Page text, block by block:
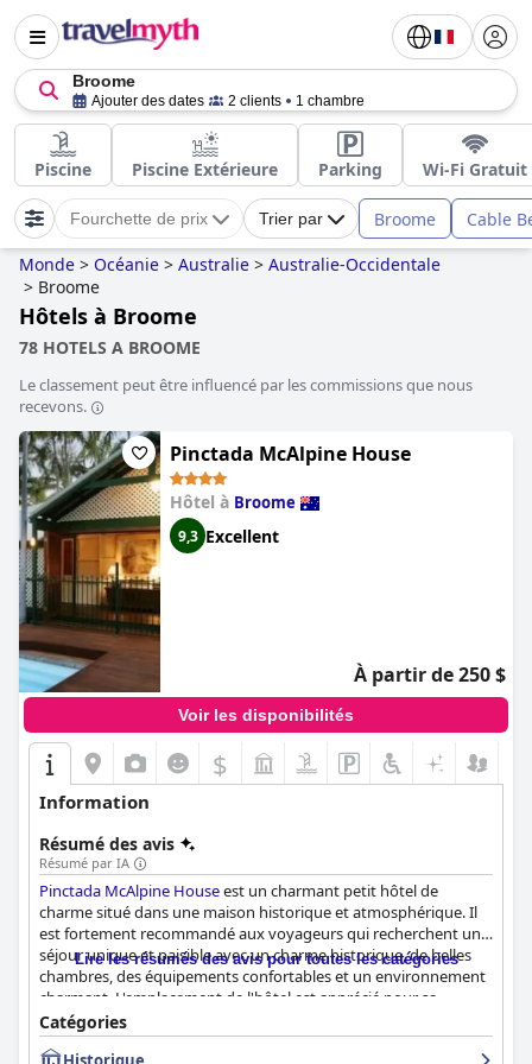
Broome
Ajouter des dates 2 clients 1 chambre
Piscine Piscine Extérieure Parking Wi-Fi Gratuit
Fourchette de prix Trier par Broome Cable
Monde > Océanie > Australie > Australie-Occidentale
> Broome
Hôtels à Broome
78 HOTELS A BROOME
Le classement peut être influencé par les commissions que nous
recevons.
Pinctada McAlpine House
Hôtel à Broome
9,3 Excellent
À partir de 250 $
Voir les disponibilités
$
Information
Résumé des avis
Résumé par IA
Pinctada McAlpine Houseest un charmant petit hôtel de
charme situé dans une maison historique et atmosphérique. Il
est fortement recommandé aux voyageurs qui recherchent un
séjour unique et paisible avec un charme historique, de belles
chambres, des équipements confortables et un environnement
charmant. L'emplacement de l'hôtel est apprécié pour sa
commodité et sa proximité avec les principales attractions. Les
clients ne tarissent pas d'éloges sur le petit déjeuner, citant le
Lire les résumés des avis pour toutes les catégories
Catégories